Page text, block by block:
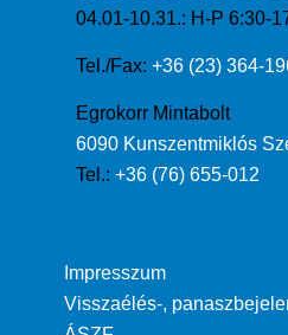
04.01-10.31.: H-P 6:30-
Tel./Fax: +36 (23) 364-
Egrokorr Mintabolt
6090 Kunszentmiklós
Tel.: +36 (76) 655-012
Impresszum
Visszaélés-,